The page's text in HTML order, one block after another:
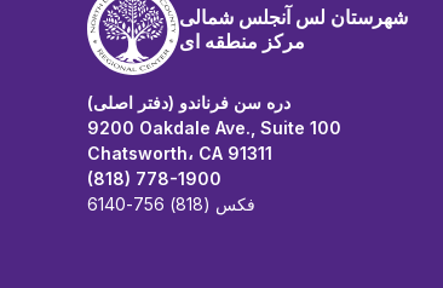
شهرستان لس آنجلس شمالی
مرکز منطقه ای
دره سن فرناندو (دفتر اصلی)
9200 Oakdale Ave., Suite 100
Chatsworth، CA 91311
(818) 778-1900
فکس (818) 756-6140